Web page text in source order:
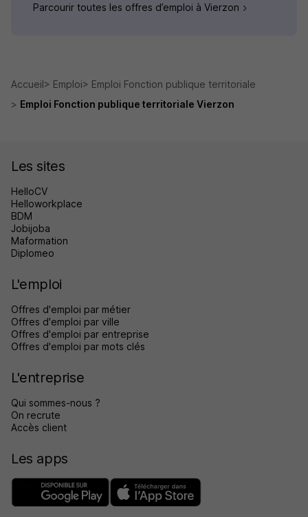
Parcourir toutes les offres d’emploi à Vierzon
Accueil Emploi
Emploi Fonction publique territoriale
Emploi Fonction publique territoriale Vierzon
Les sites
HelloCV
Helloworkplace
BDM
Jobijoba
Maformation
Diplomeo
L'emploi
Offres d'emploi par métier
Offres d'emploi par ville
Offres d'emploi par entreprise
Offres d'emploi par mots clés
L'entreprise
Qui sommes-nous ?
On recrute
Accès client
Les apps